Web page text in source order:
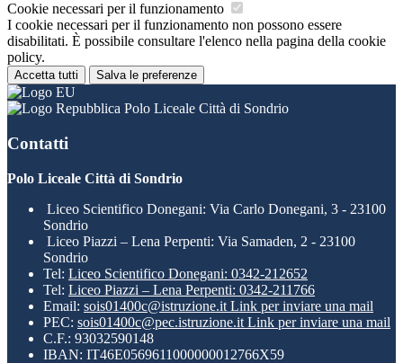
Cookie necessari per il funzionamento
I cookie necessari per il funzionamento non possono essere
disabilitati. È possibile consultare l'elenco nella pagina della cookie
policy.
Accetta tutti Salva le preferenze
Polo Liceale Città di Sondrio
Contatti
Polo Liceale Città di Sondrio
Liceo Scientifico Donegani: Via Carlo Donegani, 3 - 23100
Sondrio
Liceo Piazzi – Lena Perpenti: Via Samaden, 2 - 23100
Sondrio
Tel: Liceo Scientifico Donegani: 0342-212652
Tel: Liceo Piazzi – Lena Perpenti: 0342-211766
Email: sois01400c@istruzione.it Link per inviare una mail
PEC: sois01400c@pec.istruzione.it Link per inviare una mail
C.F.: 93032590148
IBAN: IT46E0569611000000012766X59